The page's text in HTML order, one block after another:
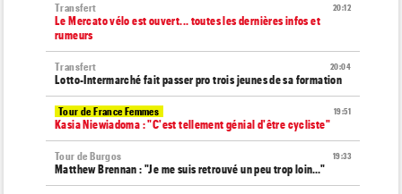
20:12
Transfert
Le Mercato vélo est ouvert... toutes les dernières infos et
rumeurs
20:04
Transfert
Lotto-Intermarché fait passer pro trois jeunes de sa formation
19:51
Tour de France Femmes
Kasia Niewiadoma : "C'est tellement génial d'être cycliste"
19:33
Tour de Burgos
Matthew Brennan : "Je me suis retrouvé un peu trop loin…"